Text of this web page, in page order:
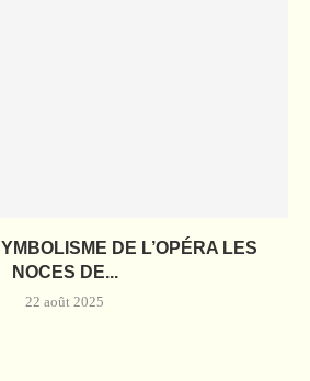
DE L’OPÉRA LES
NOCES DE...
22 août 2025